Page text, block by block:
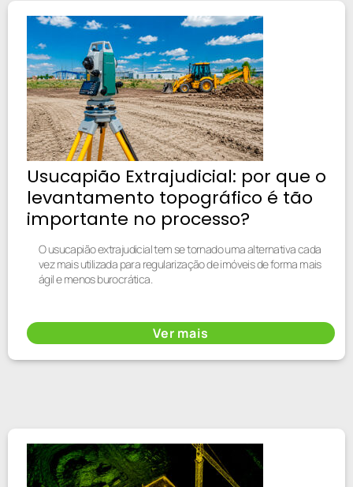
Usucapião Extrajudicial: por que o
levantamento topográfico é tão
importante no processo?
O usucapião extrajudicial tem se tornado uma alternativa cada
vez mais utilizada para regularização de imóveis de forma mais
ágil e menos burocrática.
Ver mais